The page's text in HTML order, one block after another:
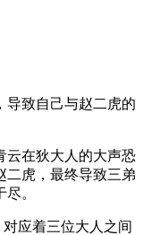
导致自己与赵二虎的
云在狄大人的大声恐
二虎，最终导致三弟
。
应着三位大人之间